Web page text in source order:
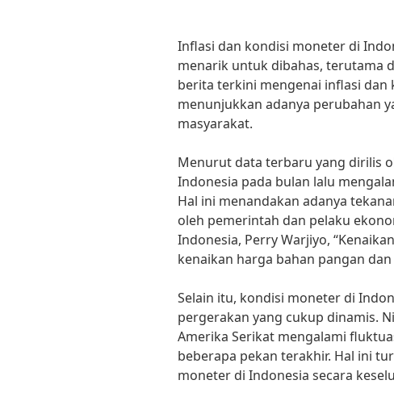
Inflasi dan kondisi moneter di
menarik untuk dibahas, terutama
berita terkini mengenai inflasi
menunjukkan adanya perubahan
masyarakat.
Menurut data terbaru yang dirilis
Indonesia pada bulan lalu
Hal ini menandakan adanya
oleh pemerintah dan pelaku
Indonesia, Perry Warjiyo,
kenaikan harga bahan pangan
Selain itu, kondisi moneter di
pergerakan yang cukup dinamis.
Amerika Serikat mengalami
beberapa pekan terakhir. Hal ini
moneter di Indonesia secara